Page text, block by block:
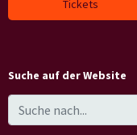
Tickets
Suche auf der Website